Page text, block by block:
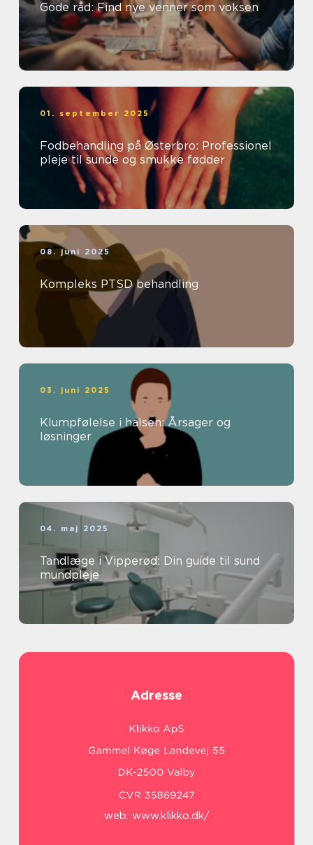
Gode råd: Find nye venner som voksen
01. september 2025
Fodbehandling på Østerbro: Professionel
pleje til sunde og smukke fødder
08. juni 2025
Kompleks PTSD behandling
03. juni 2025
Klumpfølelse i halsen: Årsager og
løsninger
04. maj 2025
Tandlæge i Vipperød: Din guide til sund
mundpleje
Adresse
web: www.klikko.dk/